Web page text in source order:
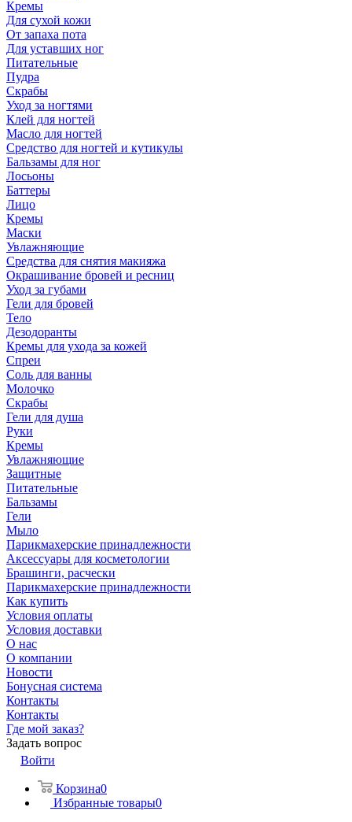
Кремы
Для сухой кожи
От запаха пота
Для уставших ног
Питательные
Пудра
Скрабы
Уход за ногтями
Клей для ногтей
Масло для ногтей
Средство для ногтей и кутикулы
Бальзамы для ног
Лосьоны
Баттеры
Лицо
Кремы
Маски
Увлажняющие
Средства для снятия макияжа
Окрашивание бровей и ресниц
Уход за губами
Гели для бровей
Тело
Дезодоранты
Кремы для ухода за кожей
Спреи
Соль для ванны
Молочко
Скрабы
Гели для душа
Руки
Кремы
Увлажняющие
Защитные
Питательные
Бальзамы
Гели
Мыло
Парикмахерские принадлежности
Аксессуары для косметологии
Брашинги, расчески
Парикмахерские принадлежности
Как купить
Условия оплаты
Условия доставки
О нас
О компании
Новости
Бонусная система
Контакты
Контакты
Где мой заказ?
Задать вопрос
Войти
Корзина0
Избранные товары0